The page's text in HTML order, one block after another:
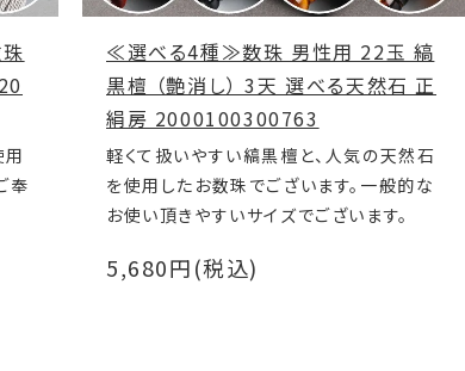
奉
≪選べる4種≫数珠 男性用 22玉 縞
黒檀 （艶消し） 3天 選べる天然石 正
絹房 2000100300763
軽くて扱いやすい縞黒檀と、人気の天然石
を使用したお数珠でございます。一般的な
お使い頂きやすいサイズでございます。
5,680円(税込)